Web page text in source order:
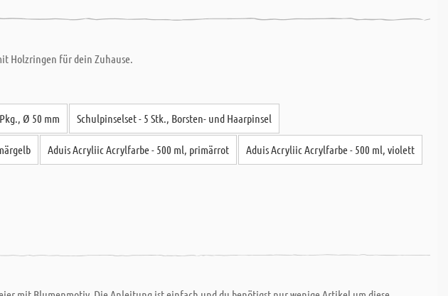
Holzringen für dein Zuhause.
Ø 50 mm Schulpinselset - 5 Stk., Borsten- und Haarpinsel
Aduis Acryliic Acrylfarbe - 500 ml, primärrot Aduis Acryliic Acrylfarbe - 500 ml, violett